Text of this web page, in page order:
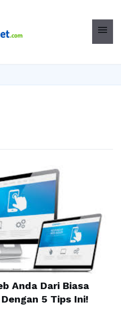
menu
Anda Dari Biasa
5 Tips Ini!